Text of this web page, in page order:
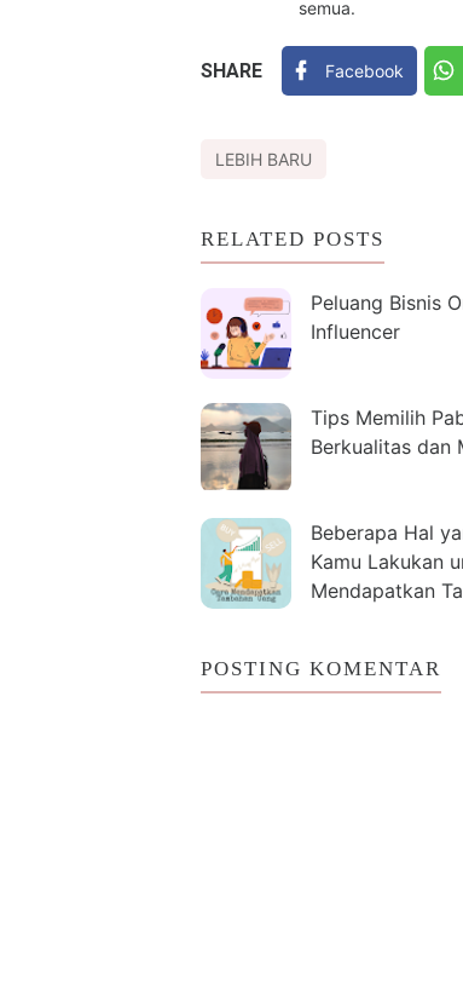
semua.
SHARE Facebook
LEBIH BARU
RELATED POSTS
Peluang Bisnis
Influencer
Tips Memilih
Berkualitas dan
Beberapa Hal
Kamu Lakukan
Mendapatkan
POSTING KOMENTAR